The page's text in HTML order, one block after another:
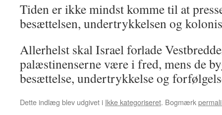
Tiden er ikke mindst komme til at
besættelsen, undertrykkelsen og
Allerhelst skal Israel forlade
palæstinenserne være i fred, mens de
besættelse, undertrykkelse og
Dette indlæg blev udgivet i Ikke kategoriseret. Bogmærk